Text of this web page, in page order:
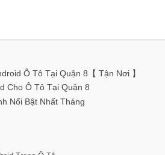
Ô Tô Tại Quận 8【 Tận Nơi 】
Cho Ô Tô Tại Quận 8
Nổi Bật Nhất Tháng